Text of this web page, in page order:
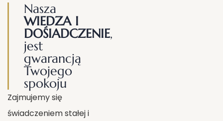
Nasza
WIEDZA I
DOŚIADCZENIE,
jest
gwarancją
Twojego
spokoju
Zajmujemy się
świadczeniem stałej i